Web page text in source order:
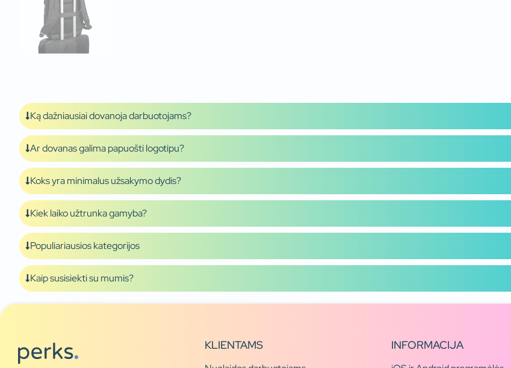
Ką dažniausiai dovanoja darbuotojams?
Ar dovanas galima papuošti logotipu?
Koks yra minimalus užsakymo dydis?
Kiek laiko užtrunka gamyba?
Populiariausios kategorijos
Kaip susisiekti su mumis?
KLIENTAMS INFORMACIJA